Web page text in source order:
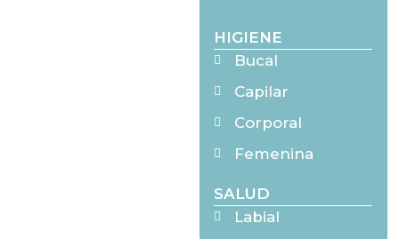
HIGIENE
Bucal
Capilar
Corporal
Femenina
SALUD
Labial